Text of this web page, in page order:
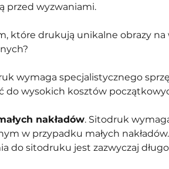
przed wyzwaniami.
które drukują unikalne obrazy na
wymaga specjalistycznego
wysokich kosztów
nakładów. Sitodruk
w przypadku małych nakładów.
do sitodruku jest zazwyczaj